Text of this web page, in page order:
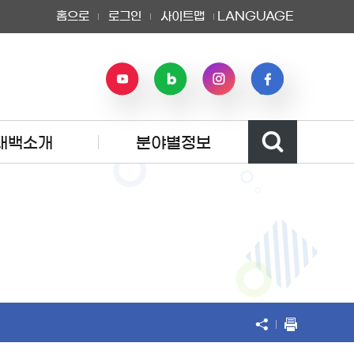
홈으로 로그인 사이트맵 LANGUAGE
백소개 분야별정보